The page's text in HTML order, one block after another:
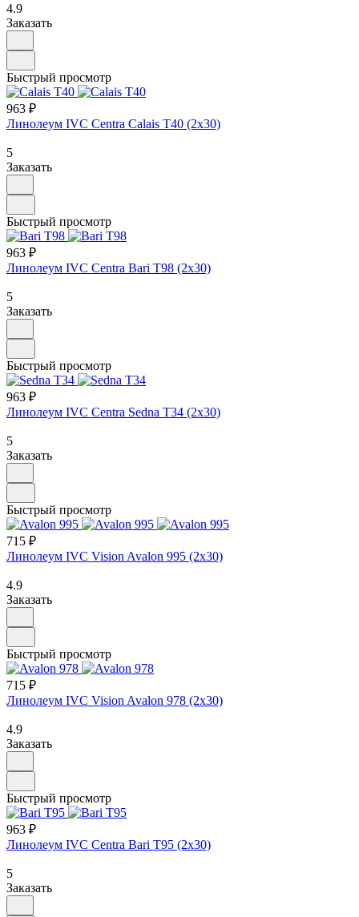
4.9
Заказать
Быстрый просмотр
963 ₽
Линолеум IVC Centra Calais T40 (2х30)
5
Заказать
Быстрый просмотр
963 ₽
Линолеум IVC Centra Bari T98 (2х30)
5
Заказать
Быстрый просмотр
963 ₽
Линолеум IVC Centra Sedna T34 (2х30)
5
Заказать
Быстрый просмотр
715 ₽
Линолеум IVC Vision Avalon 995 (2х30)
4.9
Заказать
Быстрый просмотр
715 ₽
Линолеум IVC Vision Avalon 978 (2х30)
4.9
Заказать
Быстрый просмотр
963 ₽
Линолеум IVC Centra Bari T95 (2х30)
5
Заказать